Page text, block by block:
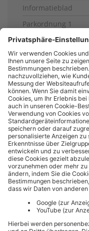
Informatieblad
Parkordnung 1
Parkordnung 2
Anfahrtskizze
Vorteile Allgäu
6
Information
Information Gate
Hermann-von-
87561 Oberstdorf